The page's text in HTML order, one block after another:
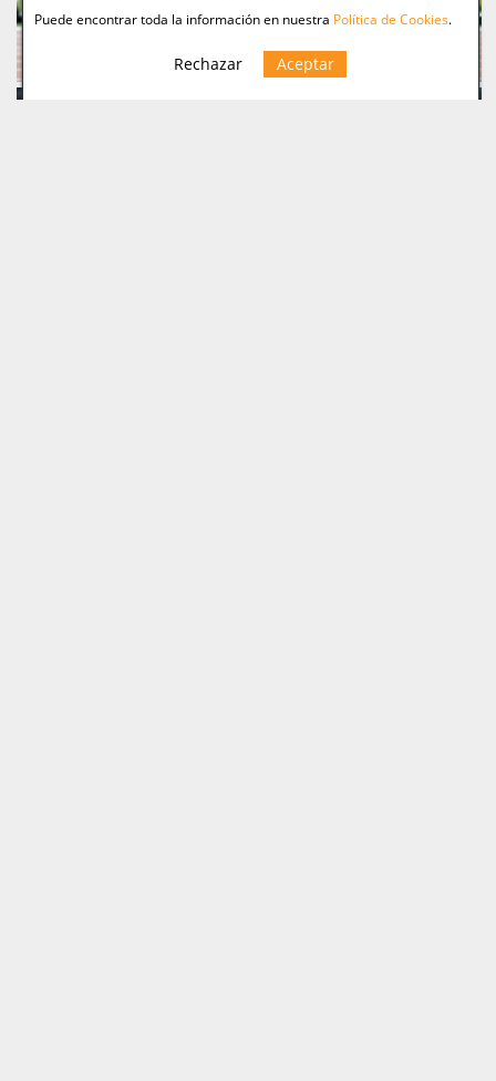
Puede encontrar toda la información en nuestra Política de Cookies.
Rechazar Aceptar